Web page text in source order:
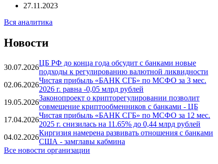
27.11.2023
Вся аналитика
Новости
30.07.2026
ЦБ РФ до конца года обсудит с банками новые
подходы к регулированию валютной ликвидности
02.06.2026
Чистая прибыль «БАНК СГБ» по МСФО за 3 мес.
2026 г. равна -0,05 млрд рублей
19.05.2026
Законопроект о крипторегулировании позволит
совмещение криптообменников с банками - ЦБ
17.04.2026
Чистая прибыль «БАНК СГБ» по МСФО за 12 мес.
2025 г. снизилась на 11.65% до 0,44 млрд рублей
04.02.2026
Киргизия намерена развивать отношения с банками
США - замглавы кабмина
Все новости организации